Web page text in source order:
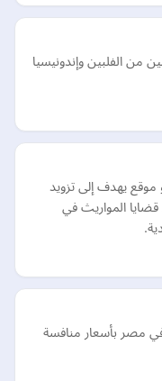
الفلبين وإندونيسيا
يهدف إلى تزويد
المواريث في
مصر بأسعار منافسة